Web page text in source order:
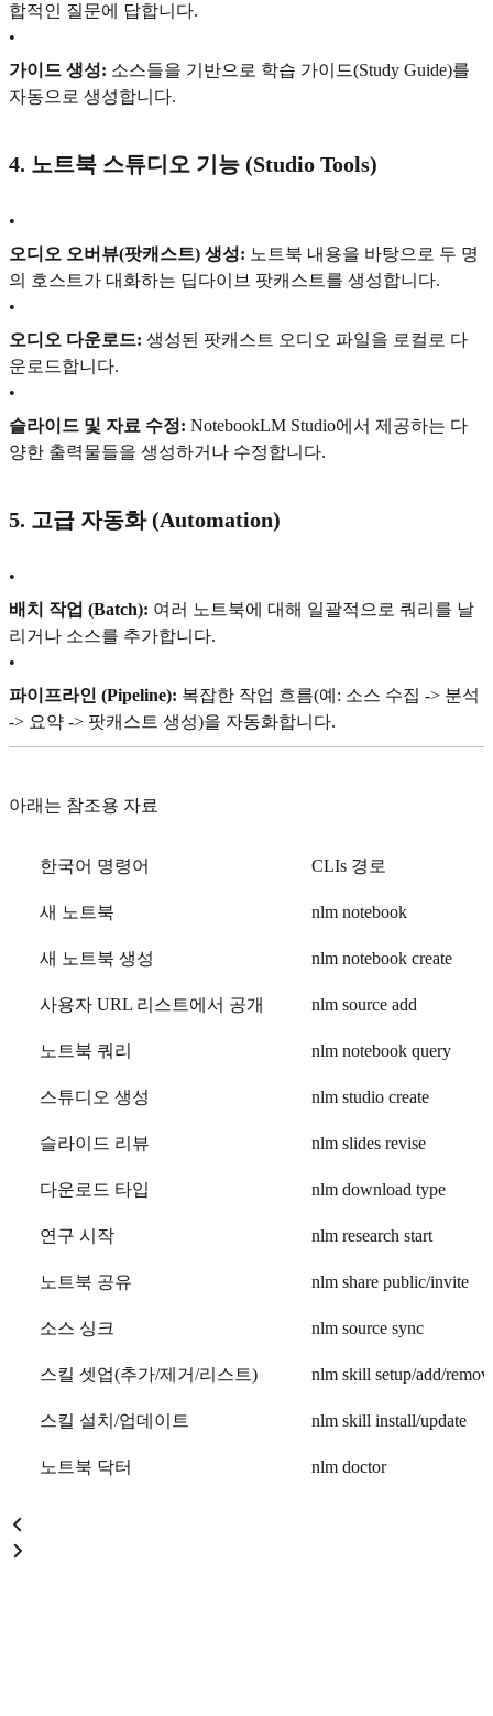
합적인 질문에 답합니다.
•
가이드 생성: 소스들을 기반으로 학습 가이드(Study Guide)를
자동으로 생성합니다.
4. 노트북 스튜디오 기능 (Studio Tools)
•
오디오 오버뷰(팟캐스트) 생성: 노트북 내용을 바탕으로 두 명
의 호스트가 대화하는 딥다이브 팟캐스트를 생성합니다.
•
오디오 다운로드: 생성된 팟캐스트 오디오 파일을 로컬로 다
운로드합니다.
•
슬라이드 및 자료 수정: NotebookLM Studio에서 제공하는 다
양한 출력물들을 생성하거나 수정합니다.
5. 고급 자동화 (Automation)
•
배치 작업 (Batch): 여러 노트북에 대해 일괄적으로 쿼리를 날
리거나 소스를 추가합니다.
•
파이프라인 (Pipeline): 복잡한 작업 흐름(예: 소스 수집 -> 분석
-> 요약 -> 팟캐스트 생성)을 자동화합니다.
아래는 참조용 자료
한국어 명령어 CLIs 경로
새 노트북 nlm notebook
새 노트북 생성 nlm notebook create
사용자 URL 리스트에서 공개 nlm source add
노트북 쿼리 nlm notebook query
스튜디오 생성 nlm studio create
슬라이드 리뷰 nlm slides revise
다운로드 타입 nlm download type
연구 시작 nlm research start
노트북 공유 nlm share public/invite
소스 싱크 nlm source sync
스킬 셋업(추가/제거/리스트) nlm skill setup/add/
스킬 설치/업데이트 nlm skill install/update
노트북 닥터 nlm doctor